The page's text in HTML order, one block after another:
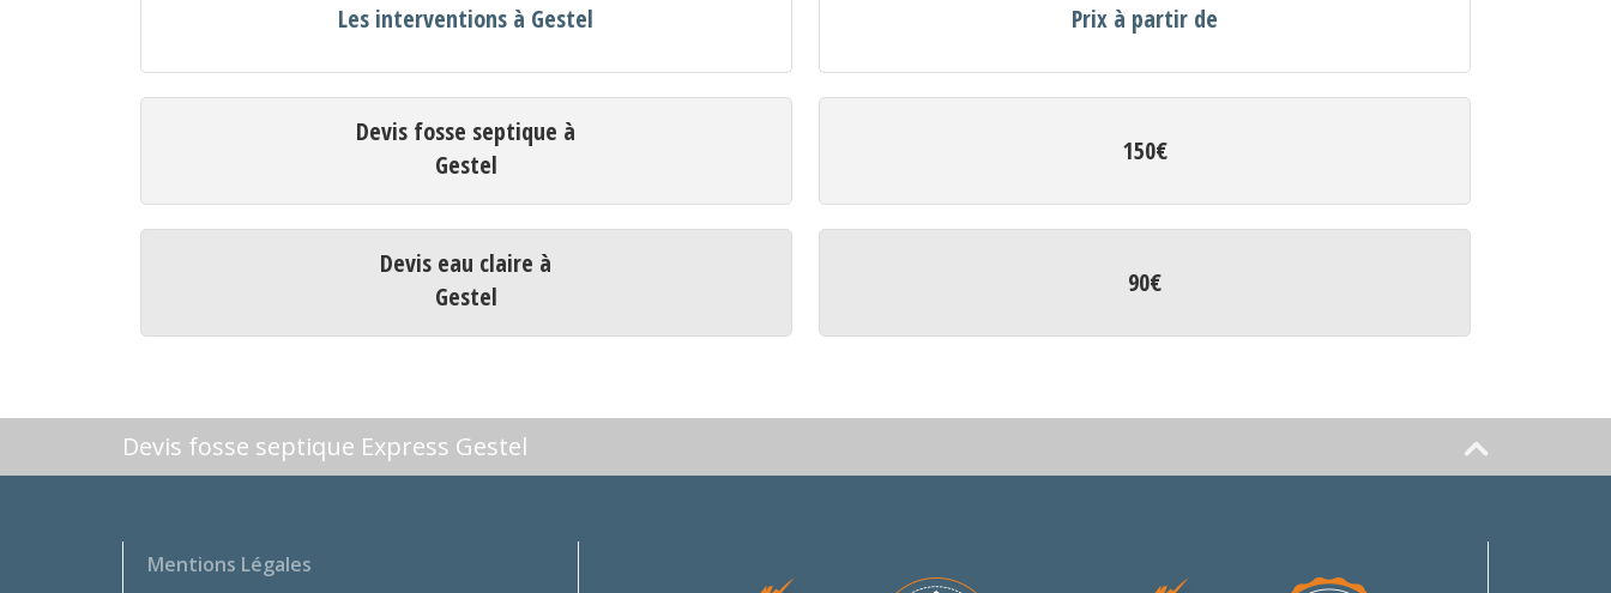
Les interventions à Gestel Prix à partir de
Devis fosse septique à
Gestel
150€
Devis eau claire à
Gestel
90€
Devis fosse septique Express Gestel
Mentions Légales